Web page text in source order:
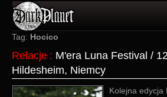
Artykuły
Użytkownicy
Wydarzenia
Tag: Hocico
Relacje : M'era Luna Festival /
Hildesheim, Niemcy
Kolejna edycja